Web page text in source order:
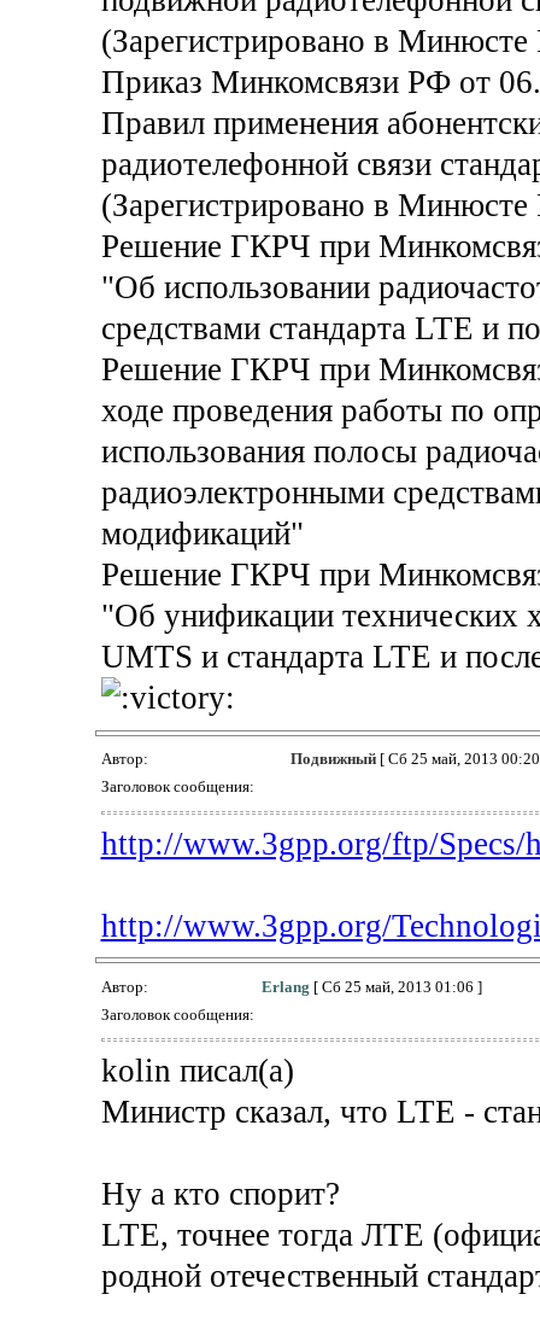
(Зарегистрировано в
Приказ Минкомсвязи РФ от
Правил применения
радиотелефонной связи
(Зарегистрировано в
Решение ГКРЧ при
"Об использовании
средствами стандарта LTE и
Решение ГКРЧ при
ходе проведения работы по
использования полосы
радиоэлектронными
модификаций"
Решение ГКРЧ при
"Об унификации технических
UMTS и стандарта LTE и
Автор: Подвижный[ Сб 25 май, 2013
Заголовок сообщения:
http://www.3gpp.org/ftp/Specs/
http://www.3gpp.org/
Автор: Erlang [ Сб 25 май, 2013 01:06 ]
Заголовок сообщения:
kolin писал(а)
Министр сказал, что LTE -
Ну а кто спорит?
LTE, точнее тогда ЛТЕ
родной отечественный